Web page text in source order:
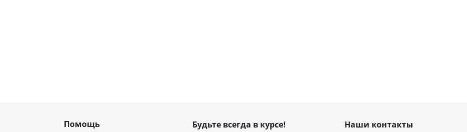
Помощь Будьте всегда в курсе! Наши контакты